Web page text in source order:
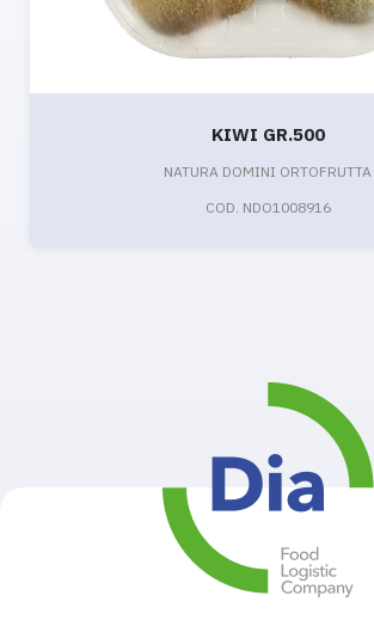
KIWI GR.500
NATURA DOMINI ORTOFRUTTA
COD. NDO1008916